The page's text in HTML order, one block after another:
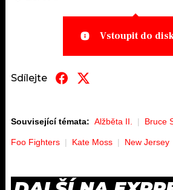
Vstoupit do
Sdílejte
Související témata: Alžběta II. Bruce
Foo Fighters Kate Moss New Jersey